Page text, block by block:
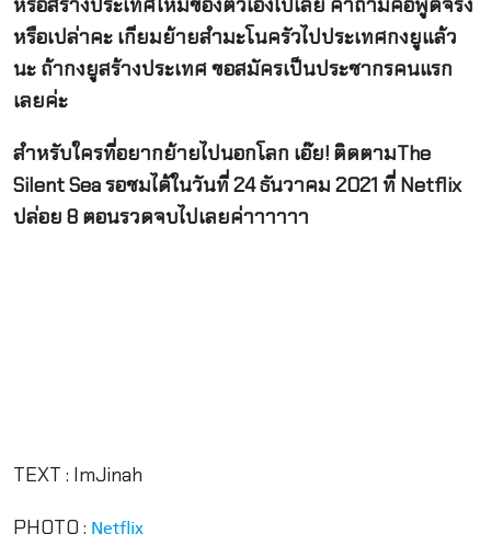
หรือสร้างประเทศใหม่ของตัวเองไปเลย คำถามคือพูดจริง
หรือเปล่าคะ เกียมย้ายสำมะโนครัวไปประเทศกงยูแล้ว
นะ ถ้ากงยูสร้างประเทศ ขอสมัครเป็นประชากรคนแรก
เลยค่ะ
สำหรับใครที่อยากย้ายไปนอกโลก เอ๊ย! ติดตามThe
Silent Sea รอชมได้ในวันที่ 24 ธันวาคม 2021 ที่ Netflix
ปล่อย 8 ตอนรวดจบไปเลยค่าาาาาา
TEXT : ImJinah
PHOTO : Netflix